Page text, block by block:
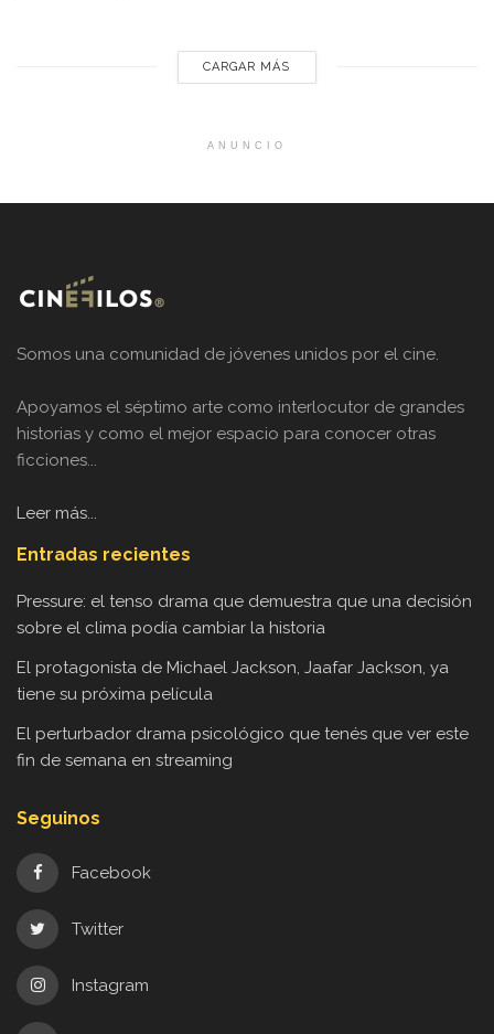
CARGAR MÁS
ANUNCIO
Somos una comunidad de jóvenes unidos por el cine.
Apoyamos el séptimo arte como interlocutor de grandes
historias y como el mejor espacio para conocer otras
ficciones...
Leer más...
Entradas recientes
Pressure: el tenso drama que demuestra que una decisión
sobre el clima podía cambiar la historia
El protagonista de Michael Jackson, Jaafar Jackson, ya
tiene su próxima película
El perturbador drama psicológico que tenés que ver este
fin de semana en streaming
Seguinos
Facebook
Twitter
Instagram